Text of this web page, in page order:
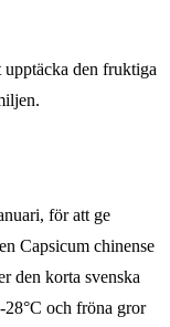
den fruktiga
för att ge
Capsicum chinense
den korta svenska
28°C och fröna gror